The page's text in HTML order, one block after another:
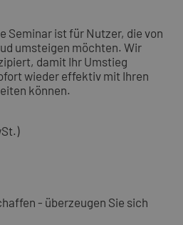
Seminar ist für Nutzer, die von
umsteigen möchten. Wir
damit Ihr Umstieg
wieder effektiv mit Ihren
können.
- überzeugen Sie sich